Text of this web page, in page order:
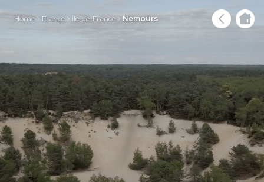
Home France Île-de-France Nemours